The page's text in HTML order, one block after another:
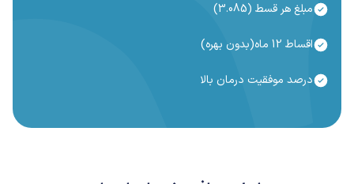
مبلغ هر قسط (3.085)
اقساط 12 ماه(بدون بهره)
درصد موفقیت درمان بالا